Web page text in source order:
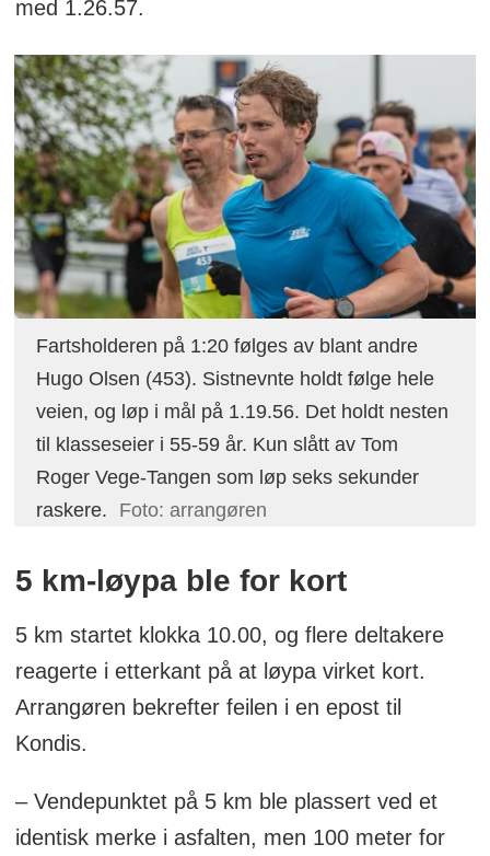
med 1.26.57.
Fartsholderen på 1:20 følges av blant andre
Hugo Olsen (453). Sistnevnte holdt følge hele
veien, og løp i mål på 1.19.56. Det holdt nesten
til klasseseier i 55-59 år. Kun slått av Tom
Roger Vege-Tangen som løp seks sekunder
raskere.
Foto: arrangøren
5 km-løypa ble for kort
5 km startet klokka 10.00, og flere deltakere
reagerte i etterkant på at løypa virket kort.
Arrangøren bekrefter feilen i en epost til
Kondis.
– Vendepunktet på 5 km ble plassert ved et
identisk merke i asfalten, men 100 meter for